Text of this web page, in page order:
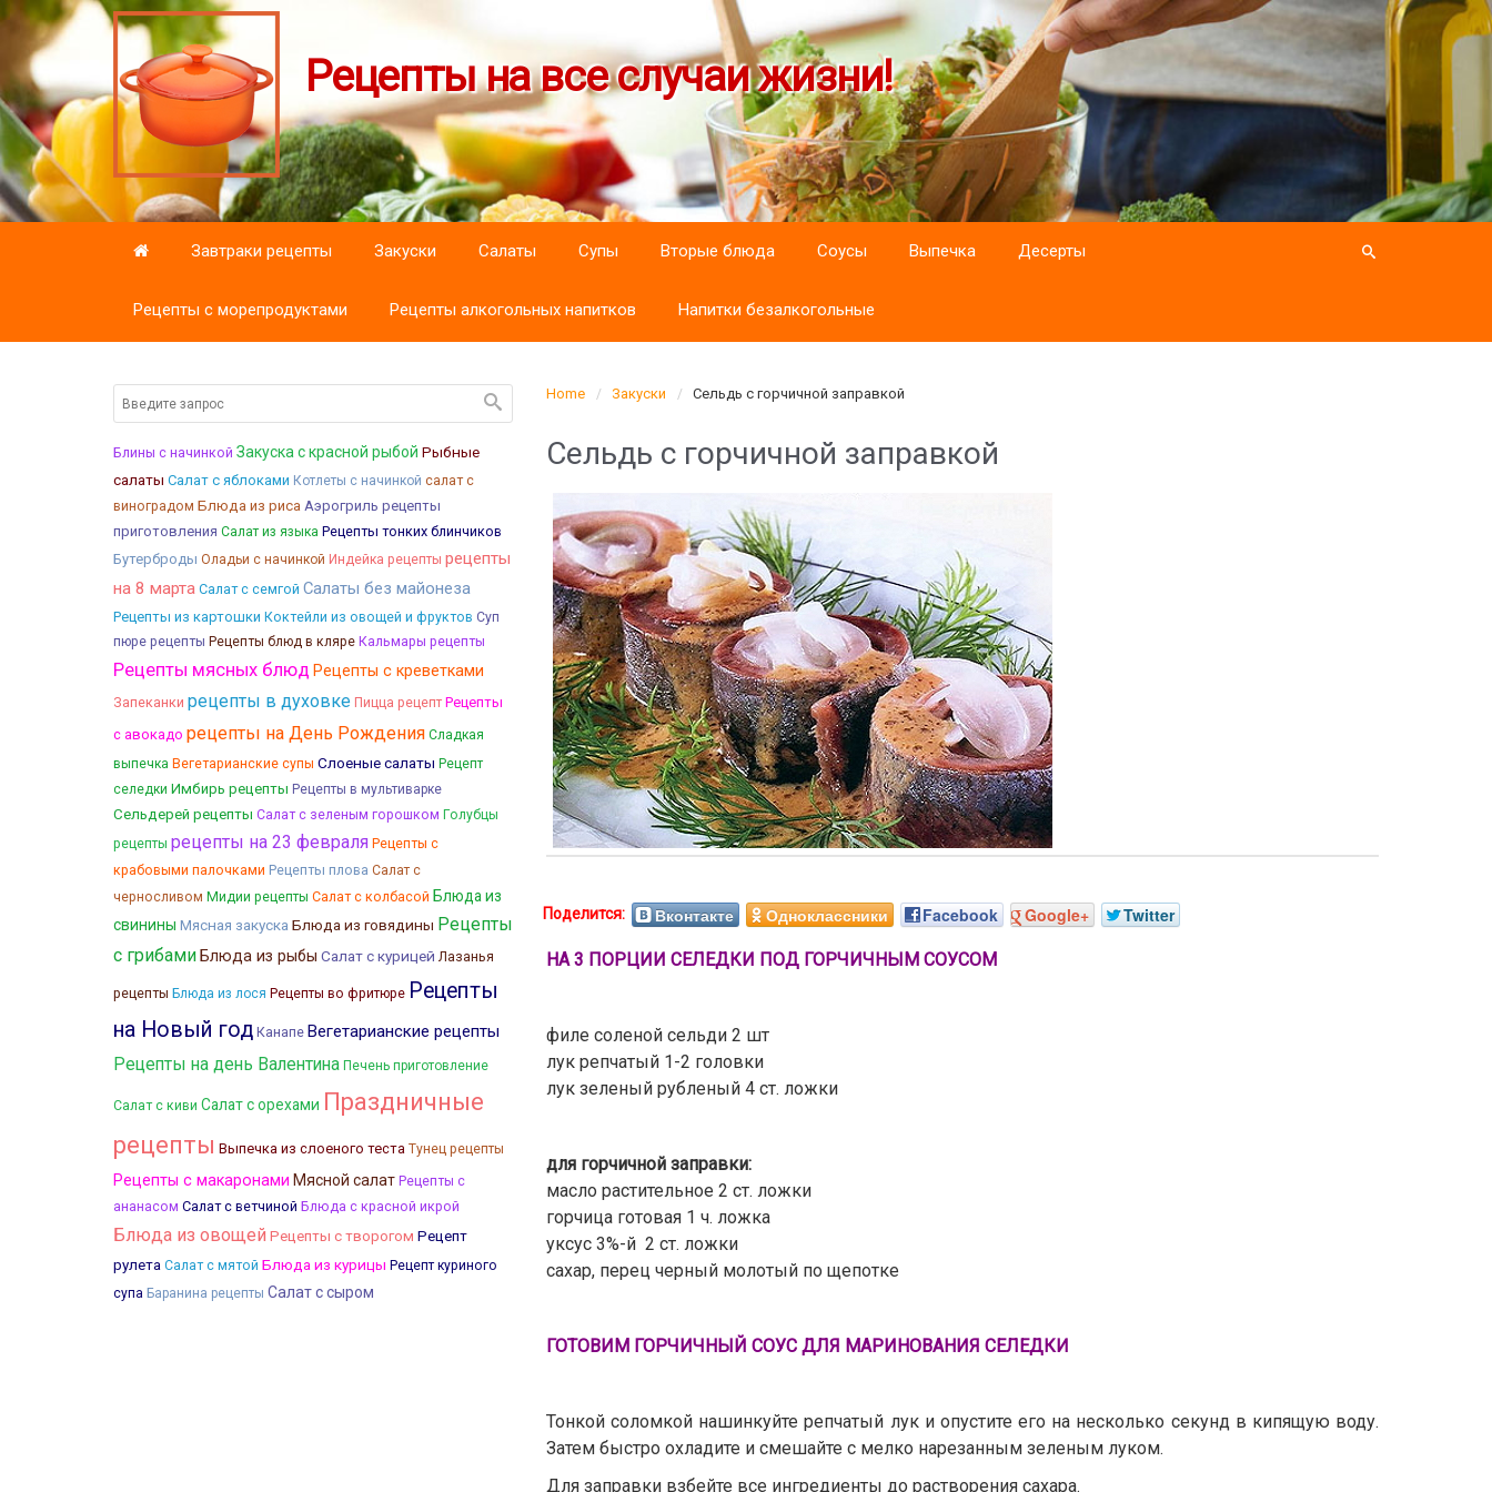
Рецепты на все случаи жизни!
Завтраки рецепты Закуски Салаты Супы Вторые блюда Соусы Выпечка Десерты
Рецепты с морепродуктами Рецепты алкогольных напитков Напитки безалкогольные
Home Закуски Сельдь с горчичной заправкой
Сельдь с горчичной заправкой
Вконтакте Одноклассники Facebook Google+ Twitter
НА 3 ПОРЦИИ СЕЛЕДКИ ПОД ГОРЧИЧНЫМ СОУСОМ
филе соленой сельди 2 шт
лук репчатый 1-2 головки
лук зеленый рубленый 4 ст. ложки
для горчичной заправки:
масло растительное 2 ст. ложки
горчица готовая 1 ч. ложка
уксус 3%-й 2 ст. ложки
сахар, перец черный молотый по щепотке
ГОТОВИМ ГОРЧИЧНЫЙ СОУС ДЛЯ МАРИНОВАНИЯ СЕЛЕДКИ
Тонкой соломкой нашинкуйте репчатый лук и опустите его на несколько секунд в кипящую воду.
Затем быстро охладите и смешайте с мелко нарезанным зеленым луком.
Для заправки взбейте все ингредиенты до растворения сахара.
Блины с начинкой Закуска с красной рыбой Рыбные
салаты Салат с яблоками Котлеты с начинкой салат с
виноградом Блюда из риса Аэрогриль рецепты
приготовления Салат из языка Рецепты тонких блинчиков
Бутерброды Оладьи с начинкой Индейка рецепты рецепты
на 8 марта Салат с семгой Салаты без майонеза
Рецепты из картошки Коктейли из овощей и фруктов Суп
пюре рецепты Рецепты блюд в кляре Кальмары рецепты
Рецепты мясных блюд Рецепты с креветками
Запеканки рецепты в духовке Пицца рецепт Рецепты
с авокадо рецепты на День Рождения Сладкая
выпечка Вегетарианские супы Слоеные салаты Рецепт
селедки Имбирь рецепты Рецепты в мультиварке
Сельдерей рецепты Салат с зеленым горошком Голубцы
рецепты рецепты на 23 февраля Рецепты с
крабовыми палочками Рецепты плова Салат с
черносливом Мидии рецепты Салат с колбасой Блюда из
свинины Мясная закуска Блюда из говядины Рецепты
с грибами Блюда из рыбы Салат с курицей Лазанья
рецепты Блюда из лося Рецепты во фритюре Рецепты
на Новый год Канапе Вегетарианские рецепты
Рецепты на день Валентина Печень приготовление
Салат с киви Салат с орехами Праздничные
рецепты Выпечка из слоеного теста Тунец рецепты
Рецепты с макаронами Мясной салат Рецепты с
ананасом Салат с ветчиной Блюда с красной икрой
Блюда из овощей Рецепты с творогом Рецепт
рулета Салат с мятой Блюда из курицы Рецепт куриного
супа Баранина рецепты Салат с сыром